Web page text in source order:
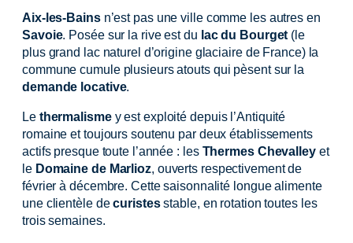
Aix-les-Bainsn’est pas une ville comme les autres en
Savoie. Posée sur la rive est du lac du Bourget(le
plus grand lac naturel d’origine glaciaire de France) la
commune cumule plusieurs atouts qui pèsent sur la
demande locative.
Le thermalismey est exploité depuis l’Antiquité
romaine et toujours soutenu par deux établissements
actifs presque toute l’année : les Thermes Chevalleyet
le Domaine de Marlioz, ouverts respectivement de
février à décembre. Cette saisonnalité longue alimente
une clientèle decuristesstable, en rotation toutes les
trois semaines.